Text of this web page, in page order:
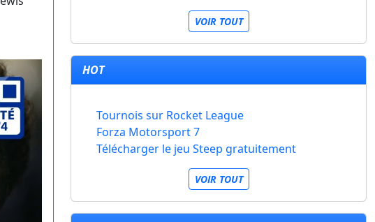
VOIR TOUT
HOT
Tournois sur Rocket League
Forza Motorsport 7
Télécharger le jeu Steep gratuitement
VOIR TOUT